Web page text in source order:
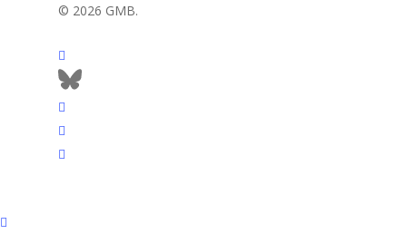
© 2026 GMB.
facebook
bluesky
vimeo
RSS
flickr